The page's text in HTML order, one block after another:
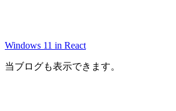
Windows 11 in React
当ブログも表示できます。